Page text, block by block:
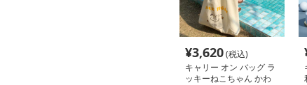
¥3,620(税込)
キャリー オン バッグ ラ
ッキーねこちゃん かわ